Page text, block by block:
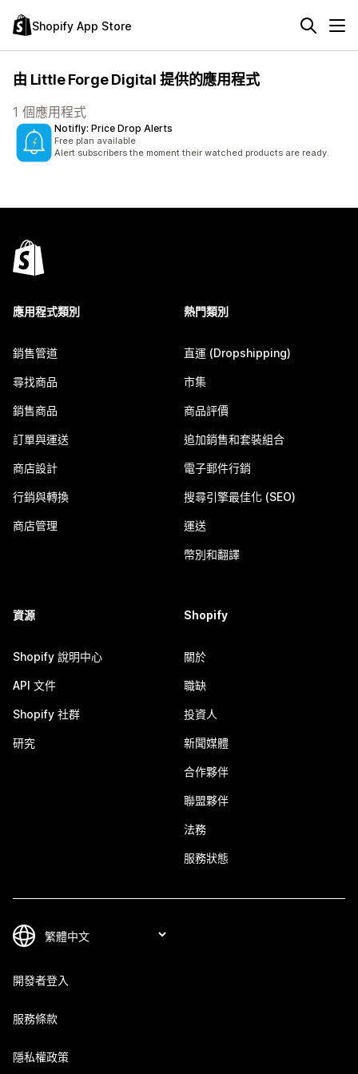
Shopify App Store
由 Little Forge Digital 提供的應用程式
1 個應用程式
Notifly: Price Drop Alerts
Free plan available
Alert subscribers the moment their watched products are ready.
應用程式類別
銷售管道
尋找商品
銷售商品
訂單與運送
商店設計
行銷與轉換
商店管理
熱門類別
直運 (Dropshipping)
市集
商品評價
追加銷售和套裝組合
電子郵件行銷
搜尋引擎最佳化 (SEO)
運送
幣別和翻譯
資源
Shopify 說明中心
API 文件
Shopify 社群
研究
Shopify
關於
職缺
投資人
新聞媒體
合作夥伴
聯盟夥伴
法務
服務狀態
開發者登入
服務條款
隱私權政策